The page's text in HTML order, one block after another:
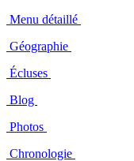
Menu détaillé
Géographie
Écluses
Blog
Photos
Chronologie